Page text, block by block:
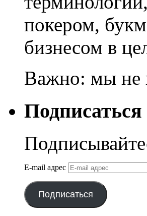
покером,
бизнесом в
Важно: мы не
Подписаться
E-mail адрес
Подписаться